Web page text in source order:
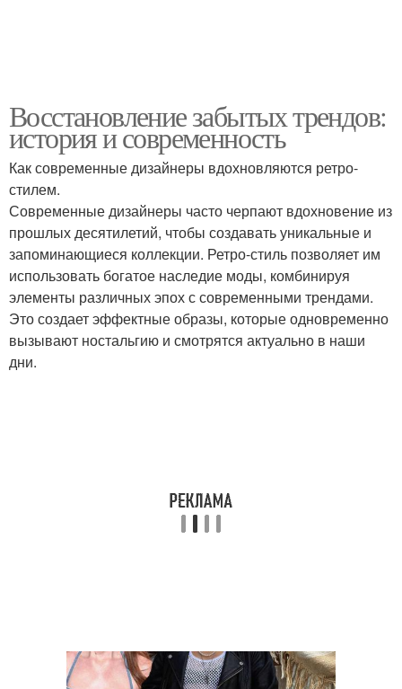
Восстановление забытых трендов:
история и современность
Как современные дизайнеры вдохновляются ретро-
стилем.
Современные дизайнеры часто черпают вдохновение из
прошлых десятилетий, чтобы создавать уникальные и
запоминающиеся коллекции. Ретро-стиль позволяет им
использовать богатое наследие моды, комбинируя
элементы различных эпох с современными трендами.
Это создает эффектные образы, которые одновременно
вызывают ностальгию и смотрятся актуально в наши
дни.